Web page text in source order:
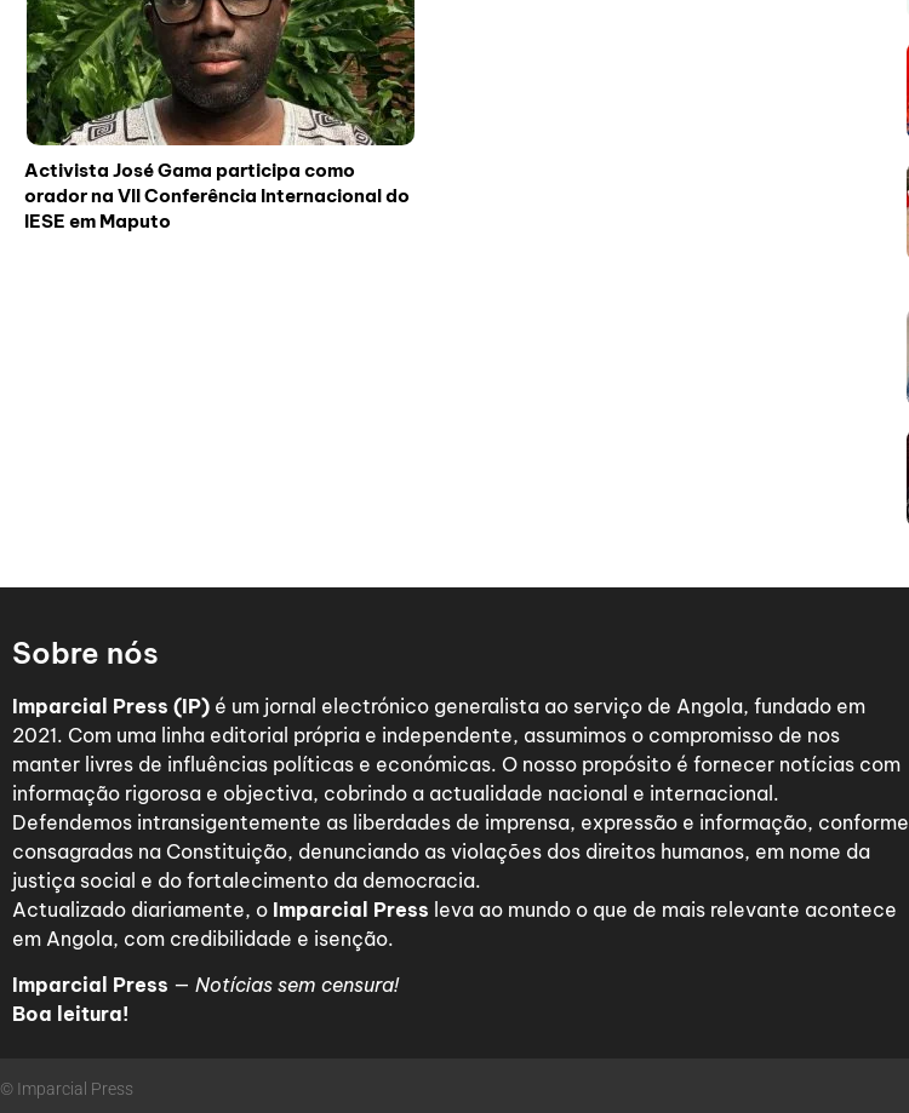
Activista José Gama participa como
orador na VII Conferência Internacional do
IESE em Maputo
Sobre nós
Imparcial Press (IP) é um jornal electrónico generalista ao serviço de Angola, fundado em
2021. Com uma linha editorial própria e independente, assumimos o compromisso de nos
manter livres de influências políticas e económicas. O nosso propósito é fornecer notícias com
informação rigorosa e objectiva, cobrindo a actualidade nacional e internacional.
Defendemos intransigentemente as liberdades de imprensa, expressão e informação, conforme
consagradas na Constituição, denunciando as violações dos direitos humanos, em nome da
justiça social e do fortalecimento da democracia.
Actualizado diariamente, o Imparcial Press leva ao mundo o que de mais relevante acontece
em Angola, com credibilidade e isenção.
Imparcial Press — Notícias sem censura!
Boa leitura!
© Imparcial Press